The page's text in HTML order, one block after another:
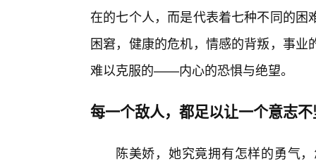
在的七个人，而是代表着七种不同的
困窘，健康的危机，情感的背叛，事
难以克服的——内心的恐惧与绝望。
每一个敌人，都足以让一个意志
陈美娇，她究竟拥有怎样的勇气